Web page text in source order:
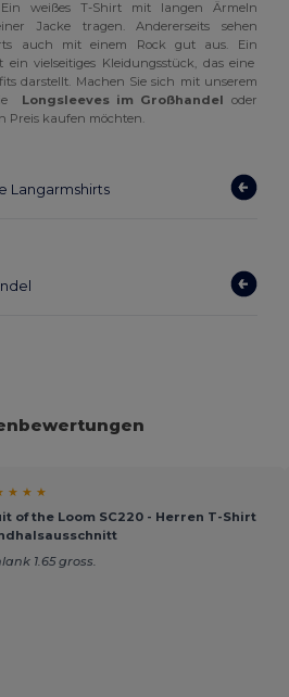
Ein weißes T-Shirt mit langen Ärmeln
Jacke tragen. Andererseits sehen
auch mit einem Rock gut aus. Ein
ein vielseitiges Kleidungsstück, das eine
darstellt. Machen Sie sich mit unserem
Longsleeves im Großhandel oder
Preis kaufen möchten.
Langarmshirts
★ ★ ★
of the Loom SC220 - Herren T-Shirt
1.65 gross.